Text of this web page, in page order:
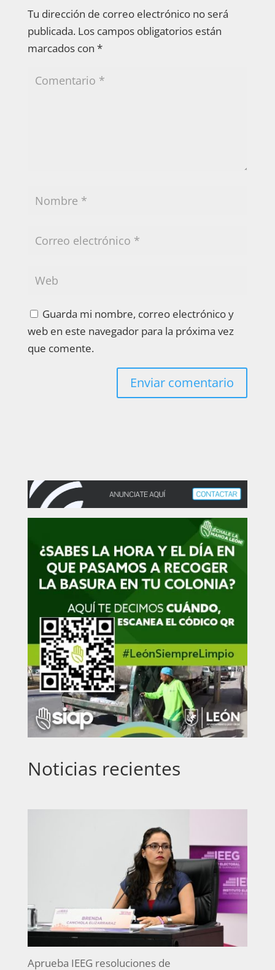
Tu dirección de correo electrónico no será
publicada. Los campos obligatorios están
marcados con *
Guarda mi nombre, correo electrónico y
web en este navegador para la próxima vez
que comente.
Noticias recientes
Aprueba IEEG resoluciones de